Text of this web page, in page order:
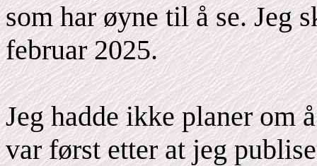
som har øyne til å se. Jeg
februar 2025.
Jeg hadde ikke planer om
var først etter at jeg